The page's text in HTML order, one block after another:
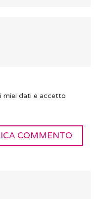
miei dati e accetto